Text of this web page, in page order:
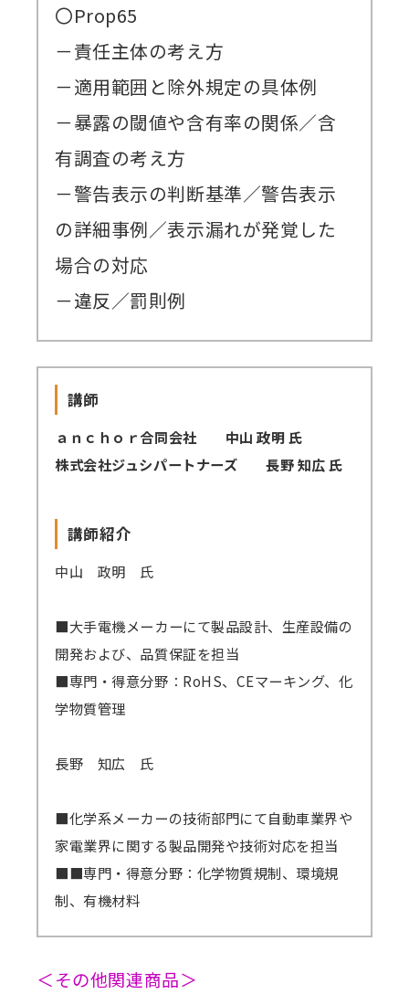
〇Prop65
－責任主体の考え方
－適用範囲と除外規定の具体例
－暴露の閾値や含有率の関係／含
有調査の考え方
－警告表示の判断基準／警告表示
の詳細事例／表示漏れが発覚した
場合の対応
－違反／罰則例
講師
ａｎｃｈｏｒ合同会社 中山 政明 氏
株式会社ジュシパートナーズ 長野 知広 氏
講師紹介
中山 政明 氏
■大手電機メーカーにて製品設計、生産設備の
開発および、品質保証を担当
■専門・得意分野：RoHS、CEマーキング、化
学物質管理
長野 知広 氏
■化学系メーカーの技術部門にて自動車業界や
家電業界に関する製品開発や技術対応を担当
■■専門・得意分野：化学物質規制、環境規
制、有機材料
＜その他関連商品＞